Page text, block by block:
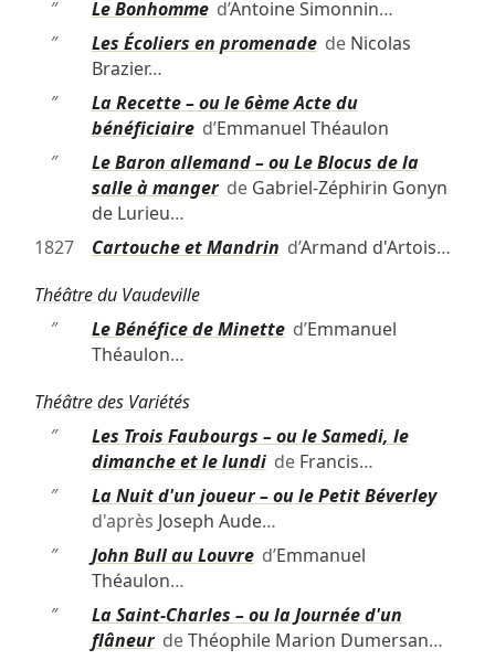
″
Le Bonhommed’Antoine Simonnin…
″
Les Écoliers en promenadede Nicolas
Brazier…
″
La Recette – ou le 6ème Acte du
bénéficiaired’Emmanuel Théaulon
″
Le Baron allemand – ou Le Blocus de la
salle à mangerde Gabriel-Zéphirin Gonyn
de Lurieu…
1827
Cartouche et Mandrin d’Armand d'Artois…
Théâtre du Vaudeville
″
Le Bénéfice de Minetted’Emmanuel
Théaulon…
Théâtre des Variétés
″
Les Trois Faubourgs – ou le Samedi, le
dimanche et le lundide Francis…
″
La Nuit d'un joueur – ou le Petit Béverley
d'après Joseph Aude…
″
John Bull au Louvred’Emmanuel
Théaulon…
″
La Saint-Charles – ou la Journée d'un
flâneurdeThéophile Marion Dumersan…